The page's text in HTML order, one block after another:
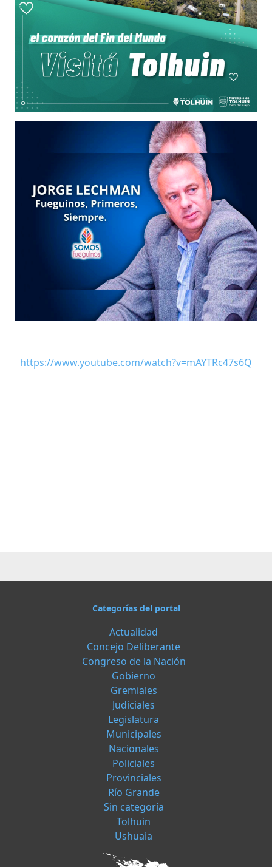
https://www.youtube.com/watch?v=mAYTRc47s6Q
Categorías del portal
Actualidad
Concejo Deliberante
Congreso de la Nación
Gobierno
Gremiales
Judiciales
Legislatura
Municipales
Nacionales
Policiales
Provinciales
Río Grande
Sin categoría
Tolhuin
Ushuaia